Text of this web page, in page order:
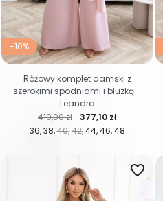
-10%
36 38 40 42 44 46 48
Cena regularna
419,00 zł Cena
377,10 zł
Różowy komplet damski z
szerokimi spodniami i bluzką –
Leandra
favorite_border